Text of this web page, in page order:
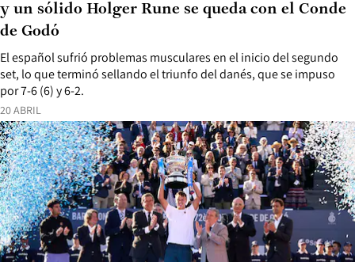
20 ABRIL
El español sufrió problemas musculares en el inicio del segundo
set, lo que terminó sellando el triunfo del danés, que se impuso
por 7-6 (6) y 6-2.
y un sólido Holger Rune se queda con el Conde
de Godó